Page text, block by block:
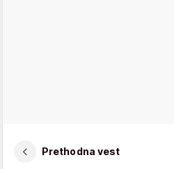
Prethodna vest